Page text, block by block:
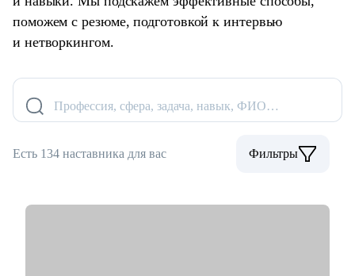
поможем с резюме, подготовкой к интервью
и нетворкингом.
Профессия, сфера, задача, навык, ФИО…
Есть 134 наставника для вас Фильтры